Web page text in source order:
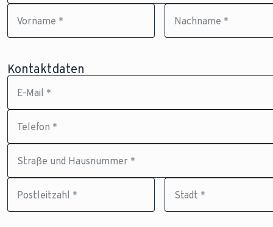
Vorname * Nachname *
Kontaktdaten
E-Mail *
Telefon *
Straße und Hausnummer *
Postleitzahl * Stadt *